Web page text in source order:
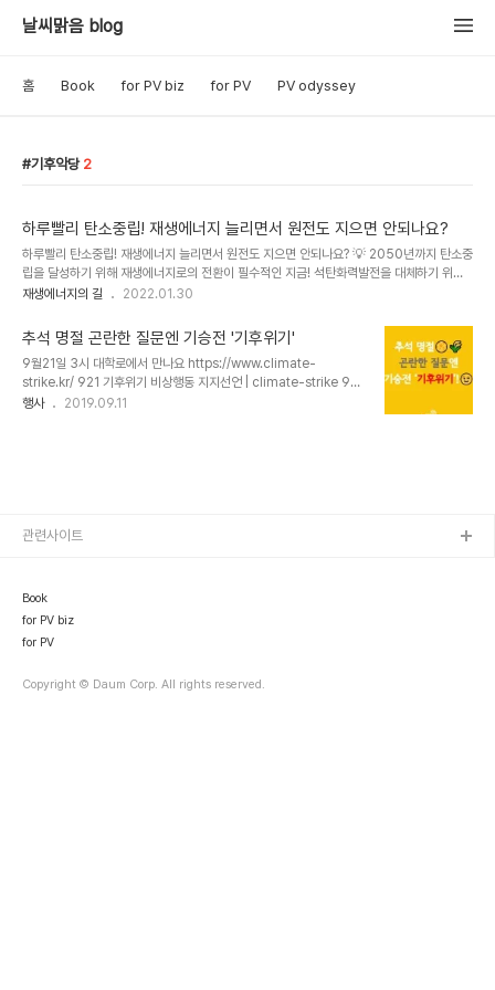
날씨맑음 blog
홈 Book for PV biz for PV PV odyssey
기후악당 2
하루빨리 탄소중립! 재생에너지 늘리면서 원전도 지으면 안되나요?
하루빨리 탄소중립! 재생에너지 늘리면서 원전도 지으면 안되나요? 💡 2050년까지 탄소중
립을 달성하기 위해 재생에너지로의 전환이 필수적인 지금! 석탄화력발전을 대체하기 위해
서는 재생에너지 뿐 아니라 원전까지 늘려야 하는 걸까요⁉️ 다가오는 대통령 선거 후보들 간
현실적으로는 재생에너지와 원전을 함께 늘리기는 어렵다는 사실‼️ 그래서 현재 원전은 탄소
중립에 대안이 된다고 보기 어렵습니다. 그 이유를 알고 싶다면? 지금 영상을 통해 확인하세
요!✔ https://youtu.be/Iqo3xAZL0BU #탈원전 #재생에너지 #탄소중립 #핵폐기물 #
에너지전환 #기후악당 #윤석열 #안철수 #나쁜후보
재생에너지의 길 2022.01.30
추석 명절 곤란한 질문엔 기승전 '기후위기'
9월21일 3시 대학로에서 만나요 https://www.climate-
strike.kr/ 921 기후위기 비상행동 지지선언 | climate-strike 9월
21일 기후위기비상행동에 지지하고 참여해주세요! 기후변화를 막는
당신이 대변하는 ..
행사 2019.09.11
Book
for PV biz
for PV
Copyright © Daum Corp. All rights reserved.
관련사이트